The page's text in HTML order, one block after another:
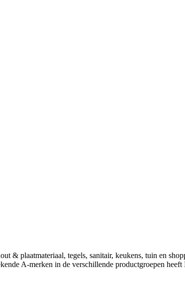
& plaatmateriaal, tegels, sanitair, keukens, tuin en
A-merken in de verschillende productgroepen